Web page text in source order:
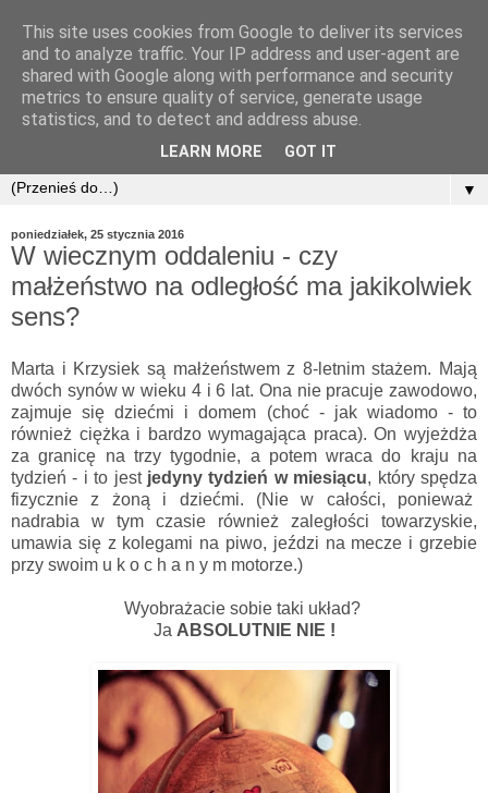
▼
poniedziałek, 25 stycznia 2016
W wiecznym oddaleniu - czy
małżeństwo na odległość ma jakikolwiek
sens?
Marta i Krzysiek są małżeństwem z 8-letnim stażem. Mają
dwóch synów w wieku 4 i 6 lat. Ona nie pracuje zawodowo,
zajmuje się dziećmi i domem (choć - jak wiadomo - to
również ciężka i bardzo wymagająca praca). On wyjeżdża
za granicę na trzy tygodnie, a potem wraca do kraju na
tydzień - i to jestjedyny tydzień w miesiącu, który spędza
fizycznie z żoną i dziećmi. (Nie w całości, ponieważ
nadrabia w tym czasie również zaległości towarzyskie,
umawia się z kolegami na piwo, jeździ na mecze i grzebie
przy swoim u k o c h a n y m motorze.)
Wyobrażacie sobie taki układ?
Ja ABSOLUTNIE NIE !
This site uses cookies from Google to deliver its services
and to analyze traffic. Your IP address and user-agent are
shared with Google along with performance and security
metrics to ensure quality of service, generate usage
statistics, and to detect and address abuse.
LEARN MORE GOT IT